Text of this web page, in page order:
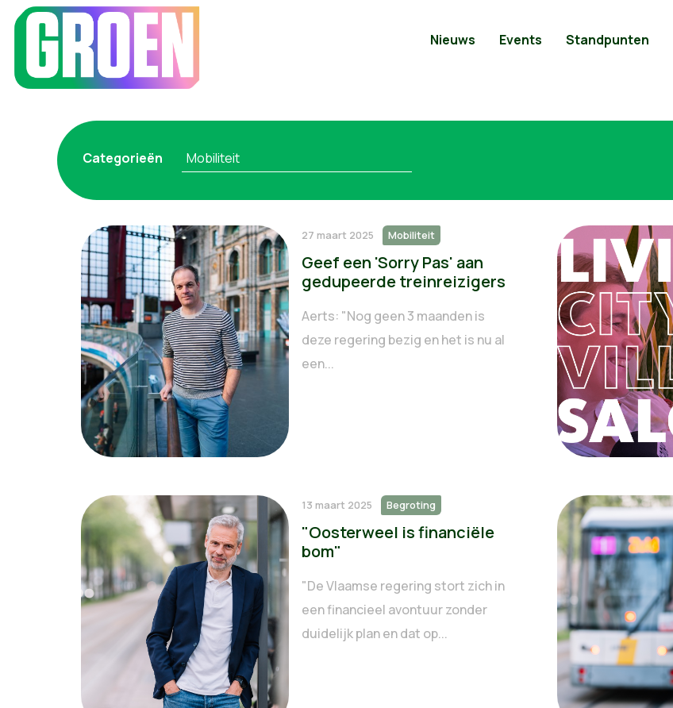
Nieuws Events Standpunten
Categorieën Mobiliteit
27 maart 2025 Mobiliteit
Geef een 'Sorry Pas' aan
gedupeerde treinreizigers
Aerts: "Nog geen 3 maanden is
deze regering bezig en het is nu al
een...
13 maart 2025 Begroting
"Oosterweel is financiële
bom"
"De Vlaamse regering stort zich in
een financieel avontuur zonder
duidelijk plan en dat op...